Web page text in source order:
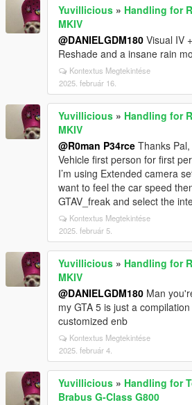
Yuvillicious » Handling for
MKIV
@DANIELGDM180 Visual IV
Reshade and a insane rain
Kontextus Megtekintése
2025. február 16.
Yuvillicious » Handling for
MKIV
@R0man P34rce Thanks
Vehicle first person for first
I’m using Extended camera
want to feel the car speed
GTAV_freak and select the
Kontextus Megtekintése
2025. február 5.
Yuvillicious » Handling for
MKIV
@DANIELGDM180 Man
my GTA 5 is just a
customized enb
Kontextus Megtekintése
2025. február 4.
Yuvillicious » Handling for
Brabus G-Class G800